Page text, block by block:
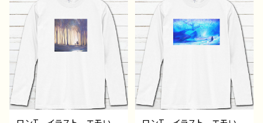
的 人気 イラストレータ
ー クリエイター 絵師
オリジナル デザイン グッ
ズ 白 長袖Tシャツ ロ
ングtシャツ ロンTシャ
ツ タイトル：黒野京デザイ
ン31 作：黒野京
ル デザイン グッズ 長
袖Tシャツ ロングTシャ
ツ タイトル：海に還る
作：アナ F-5